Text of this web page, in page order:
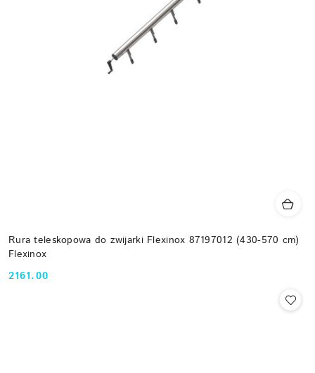
Rura teleskopowa do zwijarki Flexinox 87197012 (430-570 cm)
Flexinox
Cena:
2161.00